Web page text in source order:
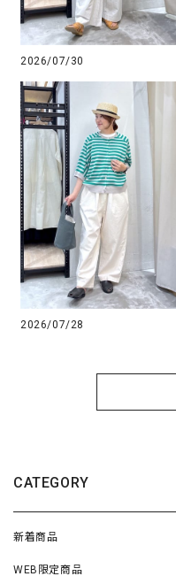
2026/07/30
2026/07/28
CATEGORY
新着商品
WEB限定商品